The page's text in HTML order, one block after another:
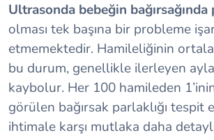
Ultrasonda bebeğin bağırsağında
olması tek başına bir probleme
etmemektedir. Hamileliğinin
bu durum, genellikle ilerleyen
kaybolur. Her 100 hamileden
görülen bağırsak parlaklığı tespit
ihtimale karşı mutlaka daha